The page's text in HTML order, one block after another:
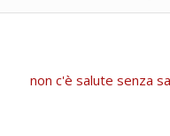
non c'è salute senza